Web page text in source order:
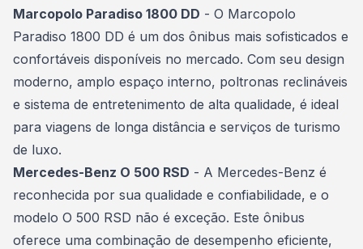
Marcopolo Paradiso 1800 DD - O Marcopolo
Paradiso 1800 DD é um dos ônibus mais sofisticados e
confortáveis disponíveis no mercado. Com seu design
moderno, amplo espaço interno, poltronas reclináveis
e sistema de entretenimento de alta qualidade, é ideal
para viagens de longa distância e serviços de turismo
de luxo.
Mercedes-Benz O 500 RSD - A Mercedes-Benz é
reconhecida por sua qualidade e confiabilidade, e o
modelo O 500 RSD não é exceção. Este ônibus
oferece uma combinação de desempenho eficiente,